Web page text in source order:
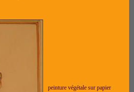
peinture végétale sur papier